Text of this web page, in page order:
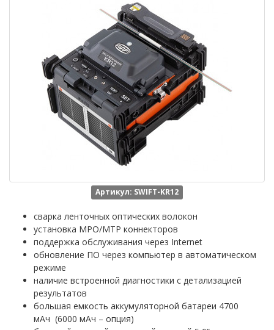
Артикул: SWIFT-KR12
сварка ленточных оптических волокон
установка MPO/MTP коннекторов
поддержка обслуживания через Internet
обновление ПО через компьютер в автоматическом
режиме
наличие встроенной диагностики с детализацией
результатов
большая емкость аккумуляторной батареи 4700
мАч (6000 мАч – опция)